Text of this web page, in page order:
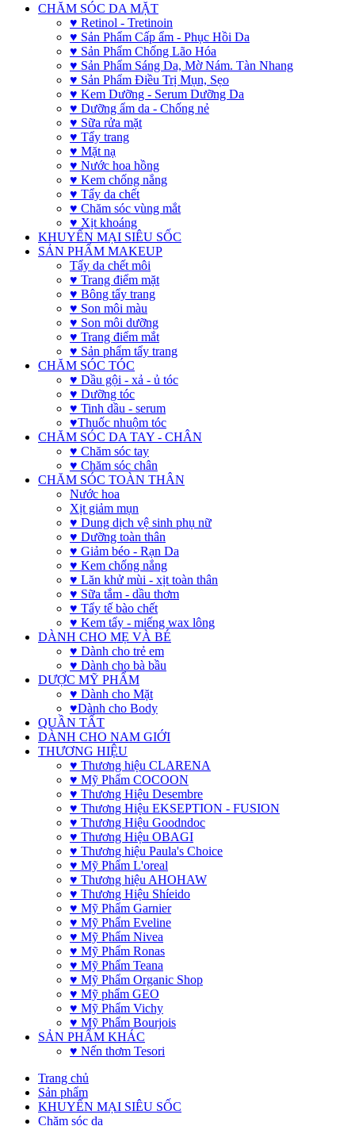
CHĂM SÓC DA MẶT
♥ Retinol - Tretinoin
♥ Sản Phẩm Cấp ẩm - Phục Hồi Da
♥ Sản Phẩm Chống Lão Hóa
♥ Sản Phẩm Sáng Da, Mờ Nám. Tàn Nhang
♥ Sản Phẩm Điều Trị Mụn, Sẹo
♥ Kem Dưỡng - Serum Dưỡng Da
♥ Dưỡng ẩm da - Chống nẻ
♥ Sữa rửa mặt
♥ Tẩy trang
♥ Mặt nạ
♥ Nước hoa hồng
♥ Kem chống nắng
♥ Tẩy da chết
♥ Chăm sóc vùng mắt
♥ Xịt khoáng
KHUYẾN MẠI SIÊU SỐC
SẢN PHẨM MAKEUP
Tẩy da chết môi
♥ Trang điểm mặt
♥ Bông tẩy trang
♥ Son môi màu
♥ Son môi dưỡng
♥ Trang điểm mắt
♥ Sản phẩm tẩy trang
CHĂM SÓC TÓC
♥ Dầu gội - xả - ủ tóc
♥ Dưỡng tóc
♥ Tinh dầu - serum
♥Thuốc nhuộm tóc
CHĂM SÓC DA TAY - CHÂN
♥ Chăm sóc tay
♥ Chăm sóc chân
CHĂM SÓC TOÀN THÂN
Nước hoa
Xịt giảm mụn
♥ Dung dịch vệ sinh phụ nữ
♥ Dưỡng toàn thân
♥ Giảm béo - Rạn Da
♥ Kem chống nắng
♥ Lăn khử mùi - xịt toàn thân
♥ Sữa tắm - dầu thơm
♥ Tẩy tế bào chết
♥ Kem tẩy - miếng wax lông
DÀNH CHO MẸ VÀ BÉ
♥ Dành cho trẻ em
♥ Dành cho bà bầu
DƯỢC MỸ PHẨM
♥ Dành cho Mặt
♥Dành cho Body
QUẦN TẤT
DÀNH CHO NAM GIỚI
THƯƠNG HIỆU
♥ Thương hiệu CLARENA
♥ Mỹ Phẩm COCOON
♥ Thương Hiệu Desembre
♥ Thương Hiệu EKSEPTION - FUSION
♥ Thương Hiệu Goodndoc
♥ Thương Hiệu OBAGI
♥ Thương hiệu Paula's Choice
♥ Mỹ Phẩm L'oreal
♥ Thương hiệu AHOHAW
♥ Thương Hiệu Shíeido
♥ Mỹ Phẩm Garnier
♥ Mỹ Phẩm Eveline
♥ Mỹ Phẩm Nivea
♥ Mỹ Phẩm Ronas
♥ Mỹ Phẩm Teana
♥ Mỹ Phẩm Organic Shop
♥ Mỹ phẩm GEO
♥ Mỹ Phẩm Vichy
♥ Mỹ Phẩm Bourjois
SẢN PHẨM KHÁC
♥ Nến thơm Tesori
Trang chủ
Sản phẩm
KHUYẾN MẠI SIÊU SỐC
Chăm sóc da